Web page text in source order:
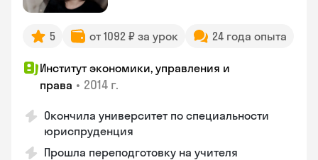
5 от 1092 ₽ за урок 24 года опыта
Институт экономики, управления и
права • 2014 г.
Окончила университет по специальности
юриспруденция
Прошла переподготовку на учителя